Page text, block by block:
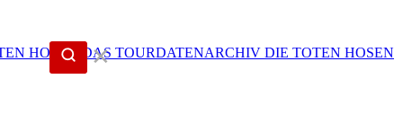
DIE TOTEN HOSEN
✕